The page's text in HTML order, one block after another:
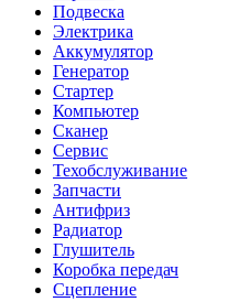
Подвеска
Электрика
Аккумулятор
Генератор
Стартер
Компьютер
Сканер
Сервис
Техобслуживание
Запчасти
Антифриз
Радиатор
Глушитель
Коробка передач
Сцепление